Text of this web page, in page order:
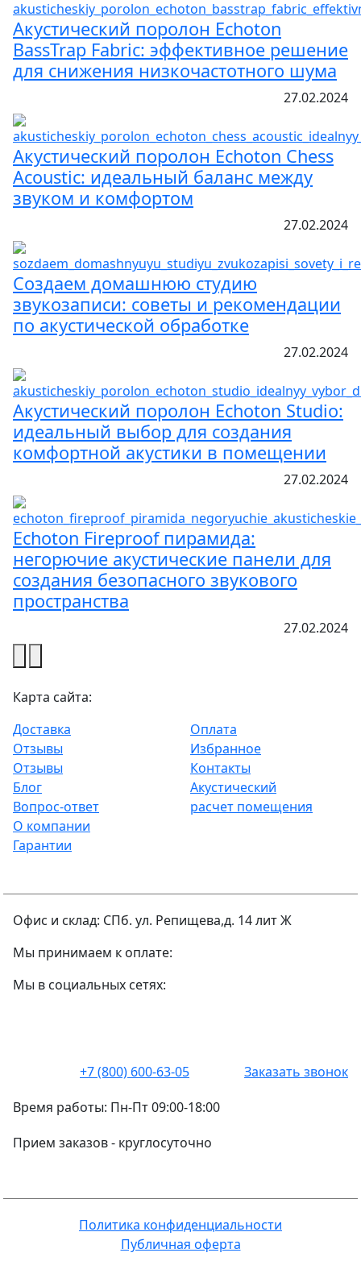
Акустический поролон Echoton
BassTrap Fabric: эффективное решение
для снижения низкочастотного шума
27.02.2024
Акустический поролон Echoton Chess
Acoustic: идеальный баланс между
звуком и комфортом
27.02.2024
Создаем домашнюю студию
звукозаписи: советы и рекомендации
по акустической обработке
27.02.2024
Акустический поролон Echoton Studio:
идеальный выбор для создания
комфортной акустики в помещении
27.02.2024
Echoton Fireproof пирамида:
негорючие акустические панели для
создания безопасного звукового
пространства
27.02.2024
Карта сайта:
Доставка
Отзывы
Оплата
Избранное
Отзывы
Блог
Вопрос-ответ
О компании
Гарантии
Контакты
Акустический
расчет помещения
Офис и склад: СПб. ул. Репищева,д. 14 лит Ж
Мы принимаем к оплате:
Мы в социальных сетях:
+7 (800) 600-63-05
Заказать звонок
Время работы: Пн-Пт 09:00-18:00
Прием заказов - круглосуточно
Политика конфиденциальности
Публичная оферта